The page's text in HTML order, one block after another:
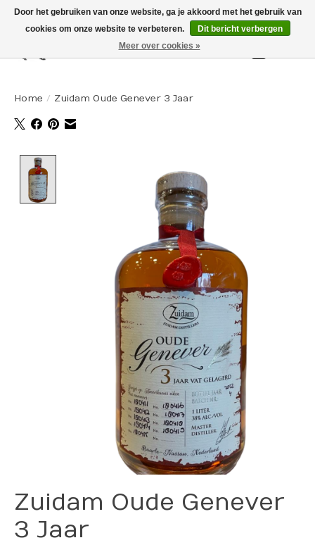
Home / Zuidam Oude Genever 3 Jaar
Zuidam Oude Genever
3 Jaar
Door het gebruiken van onze website, ga je akkoord met het gebruik van
cookies om onze website te verbeteren.
Dit bericht verbergen
Meer over cookies »